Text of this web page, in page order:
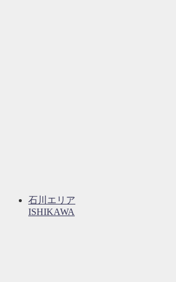
石川エリア
ISHIKAWA